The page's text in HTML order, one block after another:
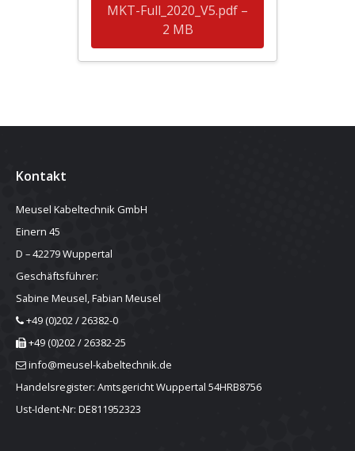
MKT-Full_2020_V5.pdf –
2 MB
Kontakt
Meusel Kabeltechnik GmbH
Einern 45
D – 42279 Wuppertal
Geschäftsführer:
Sabine Meusel, Fabian Meusel
+49 (0)202 / 26382-0
+49 (0)202 / 26382-25
info@meusel-kabeltechnik.de
Handelsregister: Amtsgericht Wuppertal 54HRB8756
Ust-Ident-Nr: DE811952323